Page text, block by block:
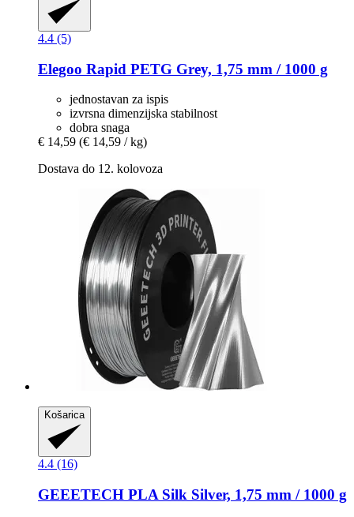
4.4 (5)
Elegoo Rapid PETG Grey, 1,75 mm / 1000 g
jednostavan za ispis
izvrsna dimenzijska stabilnost
dobra snaga
€ 14,59 (€ 14,59 / kg)
Dostava do 12. kolovoza
Košarica
4.4 (16)
GEEETECH PLA Silk Silver, 1,75 mm / 1000 g